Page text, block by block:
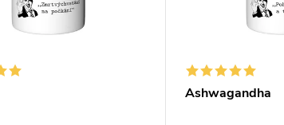
Ashwagandha